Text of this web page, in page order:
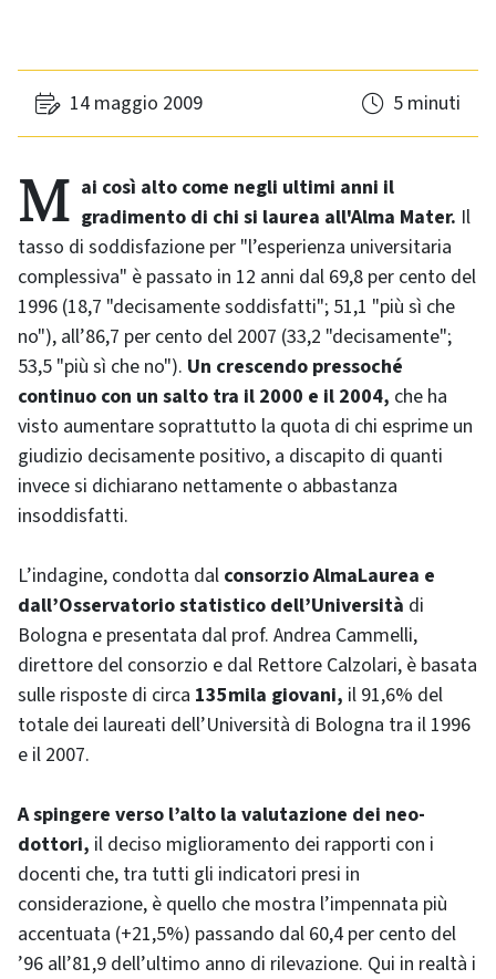
14 maggio 2009 5 minuti
Mai così alto come negli ultimi anni il gradimento di chi si laurea all'Alma Mater. Il
tasso di soddisfazione per "l’esperienza universitaria
complessiva" è passato in 12 anni dal 69,8 per cento del
1996 (18,7 "decisamente soddisfatti"; 51,1 "più sì che
no"), all’86,7 per cento del 2007 (33,2 "decisamente";
53,5 "più sì che no"). Un crescendo pressoché
continuo con un salto tra il 2000 e il 2004, che ha
visto aumentare soprattutto la quota di chi esprime un
giudizio decisamente positivo, a discapito di quanti
invece si dichiarano nettamente o abbastanza
insoddisfatti.
L’indagine, condotta dal consorzio AlmaLaurea e
dall’Osservatorio statistico dell’Università di
Bologna e presentata dal prof. Andrea Cammelli,
direttore del consorzio e dal Rettore Calzolari, è basata
sulle risposte di circa 135mila giovani, il 91,6% del
totale dei laureati dell’Università di Bologna tra il 1996
e il 2007.
A spingere verso l’alto la valutazione dei neo-
dottori, il deciso miglioramento dei rapporti con i
docenti che, tra tutti gli indicatori presi in
considerazione, è quello che mostra l’impennata più
accentuata (+21,5%) passando dal 60,4 per cento del
’96 all’81,9 dell’ultimo anno di rilevazione. Qui in realtà i